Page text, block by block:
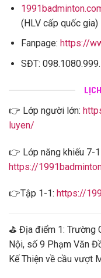
(HLV cấp quốc gia)
Fanpage: https://
SĐT: 098.1080.999.
👉 Lớp người lớn:
luyen/
👉 Lớp năng khiếu 7-
https://
👉Tập 1-1: https://
⛳ Địa điểm 1: Trường
Nội, số 9 Phạm Văn
Kế Thiện về cầu vượt